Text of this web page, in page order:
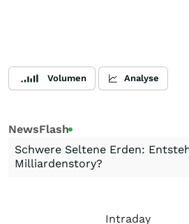
Volumen Analyse
NewsFlash
Schwere Seltene Erden:
Milliardenstory?
Intraday